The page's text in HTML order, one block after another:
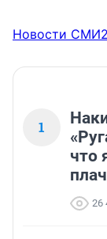
Новости СМИ2
1
что
26